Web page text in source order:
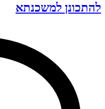
להתכונן למשכנתא